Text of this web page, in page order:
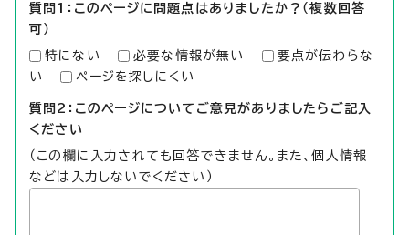
質問1：このページに問題点はありましたか？（複数回答
可）
特にない 必要な情報が無い
要点が伝わらな
い
ページを探しにくい
質問2：このページについてご意見がありましたらご記入
ください
（この欄に入力されても回答できません。また、個人情報
などは入力しないでください）